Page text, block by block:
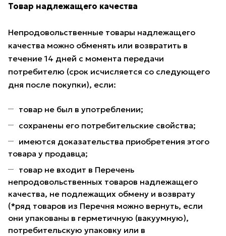
Товар надлежащего качества
Непродовольственные товары надлежащего
качества можно обменять или возвратить в
течение 14 дней с момента передачи
потребителю (срок исчисляется со следующего
дня после покупки), если:
товар не был в употреблении;
сохранены его потребительские свойства;
имеются доказательства приобретения этого
товара у продавца;
товар не входит в Перечень
непродовольственных товаров надлежащего
качества, не подлежащих обмену и возврату
(*ряд товаров из Перечня можно вернуть, если
они упакованы в герметичную (вакуумную),
потребительскую упаковку или в